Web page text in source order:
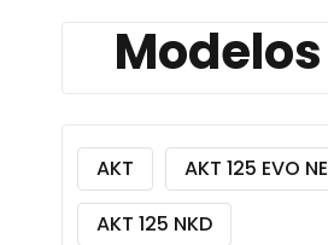
Modelos
AKT
AKT 125 EVO NE
AKT 125 NKD